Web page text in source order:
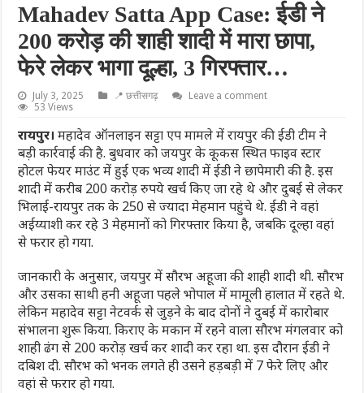
Mahadev Satta App Case: ईडी ने
200 करोड़ की शाही शादी में मारा छापा,
फेरे लेकर भागा दूल्हा, 3 गिरफ्तार…
July 3, 2025 📍 छत्तीसगढ़
Leave a comment
53 Views
रायपुर।महादेव ऑनलाइन सट्टा एप मामले में रायपुर की ईडी टीम ने
बड़ी कार्रवाई की है. बुधवार को जयपुर के कूकस स्थित फाइव स्टार
होटल फेयर माउंट में हुई एक भव्य शादी में ईडी ने छापेमारी की है. इस
शादी में करीब 200 करोड़ रुपये खर्च किए जा रहे थे और दुबई से लेकर
भिलाई-रायपुर तक के 250 से ज्यादा मेहमान पहुंचे थे. ईडी ने वहां
अईय्याशी कर रहे 3 मेहमानों को गिरफ्तार किया है, जबकि दूल्हा वहां
से फरार हो गया.
जानकारी के अनुसार, जयपुर में सौरभ अहूजा की शाही शादी थी. सौरभ
और उसका साथी हनी अहूजा पहले भोपाल में मामूली हालात में रहते थे.
लेकिन महादेव सट्टा नेटवर्क से जुड़ने के बाद दोनों ने दुबई में कारोबार
संभालना शुरू किया. किराए के मकान में रहने वाला सौरभ मंगलवार को
शाही ढंग से 200 करोड़ खर्च कर शादी कर रहा था. इस दौरान ईडी ने
दबिश दी. सौरभ को भनक लगते ही उसने हड़बड़ी में 7 फेरे लिए और
वहां से फरार हो गया.